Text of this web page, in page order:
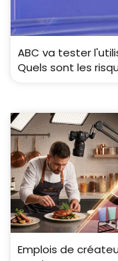
ABC va tester
Quels sont les
Emplois de